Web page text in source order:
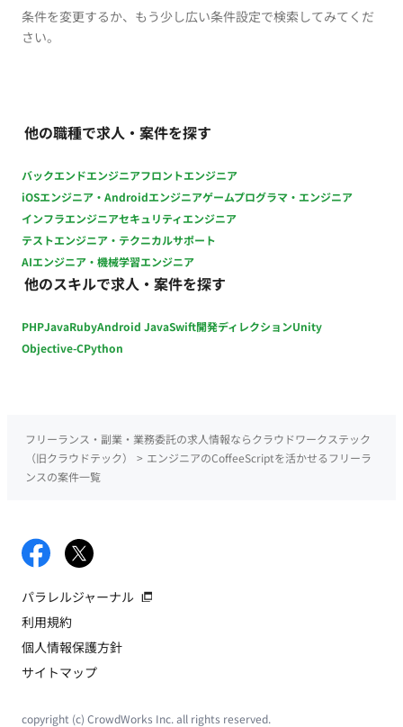
条件を変更するか、もう少し広い条件設定で検索してみてくだ
さい。
他の職種で求人・案件を探す
バックエンドエンジニアフロントエンジニア
iOSエンジニア・Androidエンジニアゲームプログラマ・エンジニア
インフラエンジニアセキュリティエンジニア
テストエンジニア・テクニカルサポート
AIエンジニア・機械学習エンジニア
他のスキルで求人・案件を探す
PHPJavaRubyAndroid JavaSwift開発ディレクションUnity
Objective-CPython
フリーランス・副業・業務委託の求人情報ならクラウドワークステック
（旧クラウドテック）
> エンジニアのCoffeeScriptを活かせるフリーラ
ンスの案件一覧
パラレルジャーナル
利用規約
個人情報保護方針
サイトマップ
copyright (c) CrowdWorks Inc. all rights reserved.